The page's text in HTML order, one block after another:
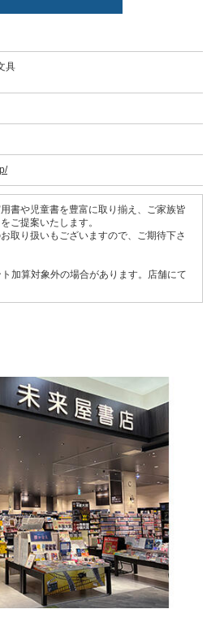
具
書や児童書を豊富に取り揃え、ご家族皆
ご提案いたします。
取り扱いもございますので、ご期待下さ
加算対象外の場合があります。店舗にて